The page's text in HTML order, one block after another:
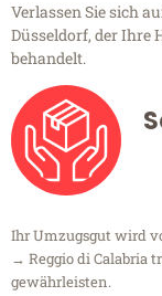
Verlassen Sie sich
Düsseldorf, der Ihre
behandelt.
Ihr Umzugsgut wird
→ Reggio di Calabria
gewährleisten.